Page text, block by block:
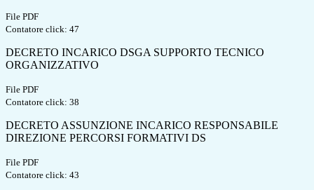
File PDF
Contatore click: 47
DECRETO INCARICO DSGA SUPPORTO TECNICO
ORGANIZZATIVO
File PDF
Contatore click: 38
DECRETO ASSUNZIONE INCARICO RESPONSABILE
DIREZIONE PERCORSI FORMATIVI DS
File PDF
Contatore click: 43